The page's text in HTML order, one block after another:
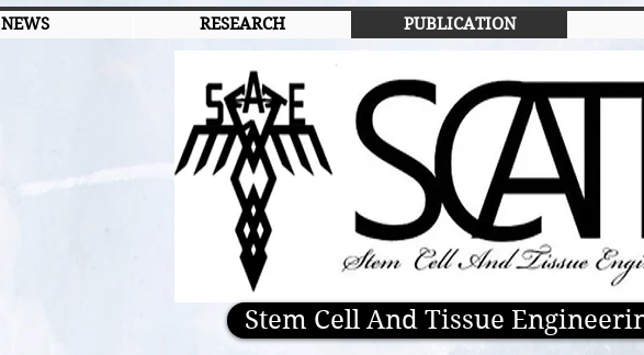
NEWS RESEARCH PUBLICATION
Stem Cell And Tissue